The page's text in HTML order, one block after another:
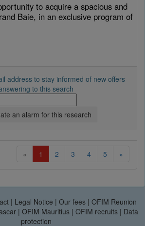
to acquire a spacious and
Baie, in an exclusive program of
address to stay informed of new offers
to this search
an alarm for this research
« 1 (current)
2 3 4 5 »
| Legal Notice | Our fees | OFIM Reunion
| OFIM Mauritius | OFIM recruits | Data
protection